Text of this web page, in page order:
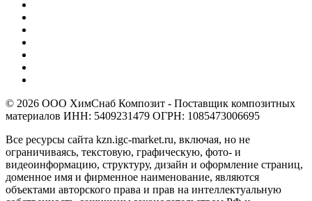
© 2026 ООО ХимСнаб Композит - Поставщик композитных
материалов ИНН: 5409231479 ОГРН: 1085473006695
Все ресурсы сайта kzn.igc-market.ru, включая, но не
ограничиваясь, текстовую, графическую, фото- и
видеоинформацию, структуру, дизайн и оформление страниц,
доменное имя и фирменное наименование, являются
объектами авторского права и прав на интеллектуальную